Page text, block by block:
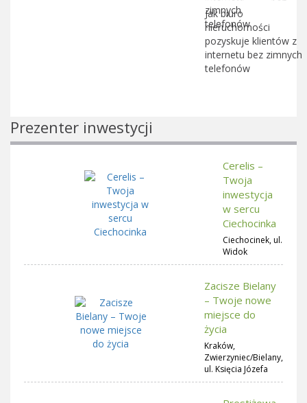
Jak biuro
nieruchomości
pozyskuje klientów z
internetu bez zimnych
telefonów
Prezenter inwestycji
Cerelis –
Twoja
inwestycja
w sercu
Ciechocinka
Ciechocinek, ul.
Widok
Zacisze Bielany
– Twoje nowe
miejsce do
życia
Kraków,
Zwierzyniec/Bielany,
ul. Księcia Józefa